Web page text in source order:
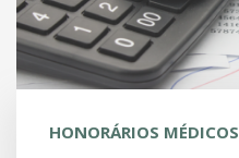
HONORÁRIOS MÉDICOS